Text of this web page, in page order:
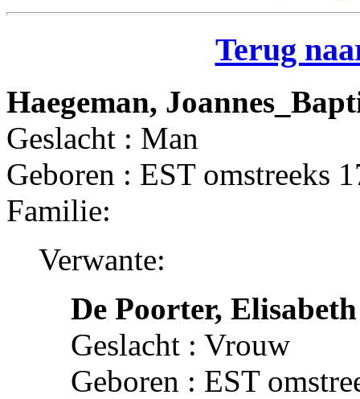
Terug
Haegeman,
Geslacht : Man
Geboren : EST omstreeks
Familie:
Verwante:
De Poorter, Elisabeth
Geslacht : Vrouw
Geboren : EST